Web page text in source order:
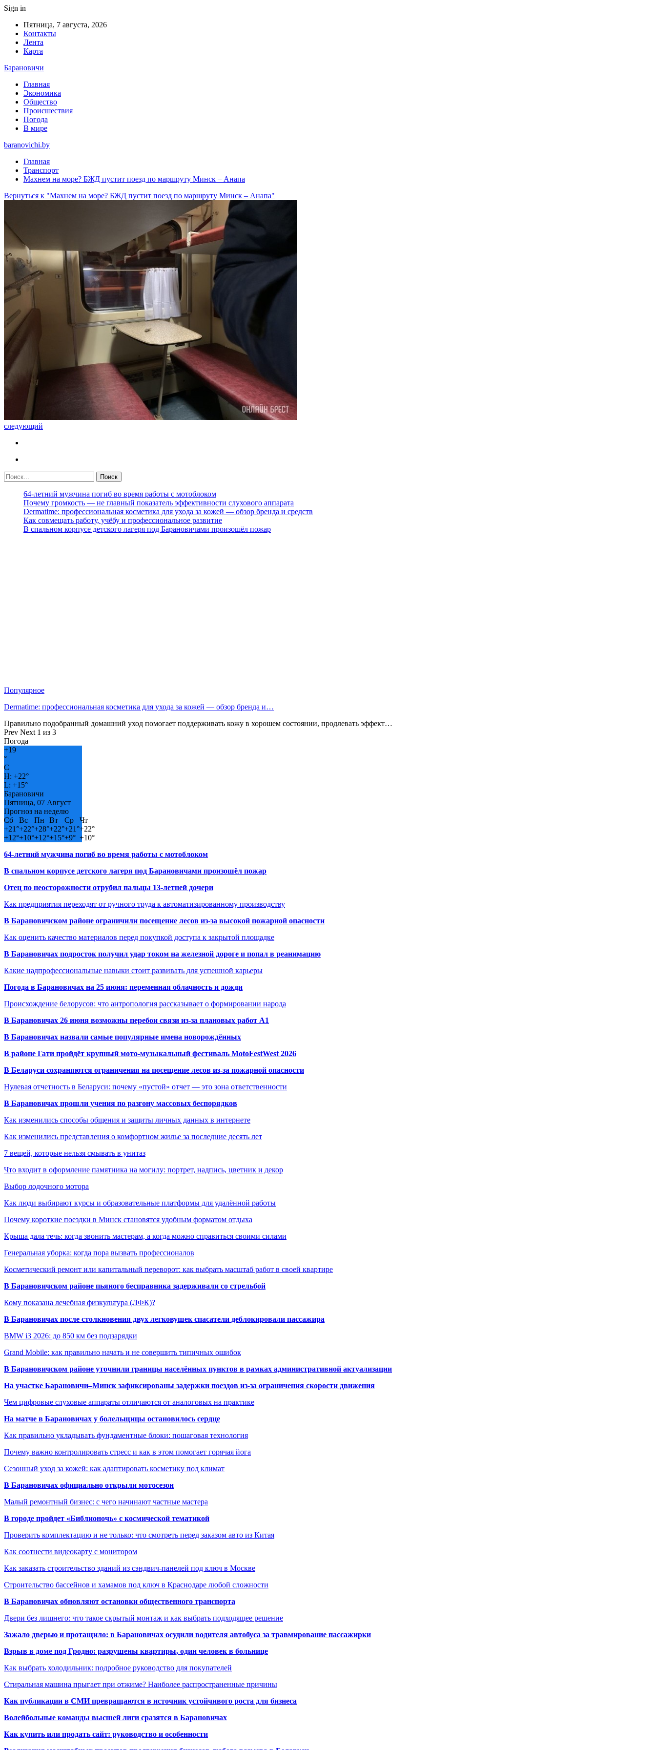
Sign in
Пятница, 7 августа, 2026
Контакты
Лента
Карта
Барановичи
Главная
Экономика
Общество
Происшествия
Погода
В мире
baranovichi.by
Главная
Транспорт
Махнем на море? БЖД пустит поезд по маршруту Минск – Анапа
Вернуться к "Махнем на море? БЖД пустит поезд по маршруту Минск – Анапа"
следующий
64-летний мужчина погиб во время работы с мотоблоком
Почему громкость — не главный показатель эффективности слухового аппарата
Dermatime: профессиональная косметика для ухода за кожей — обзор бренда и средств
Как совмещать работу, учёбу и профессиональное развитие
В спальном корпусе детского лагеря под Барановичами произошёл пожар
Популярное
Dermatime: профессиональная косметика для ухода за кожей — обзор бренда и…
Правильно подобранный домашний уход помогает поддерживать кожу в хорошем состоянии, продлевать эффект…
Prev Next 1 из 3
Погода
+19
°
C
H: +22°
L: +15°
Барановичи
Пятница, 07 Август
Прогноз на неделю
Сб
Вс Пн Вт Ср
Чт
+21°+22°+28°+22°+21°+22°
+12°+10°+12°+15°+9° +10°
64-летний мужчина погиб во время работы с мотоблоком
В спальном корпусе детского лагеря под Барановичами произошёл пожар
Отец по неосторожности отрубил пальцы 13-летней дочери
Как предприятия переходят от ручного труда к автоматизированному производству
В Барановичском районе ограничили посещение лесов из-за высокой пожарной опасности
Как оценить качество материалов перед покупкой доступа к закрытой площадке
В Барановичах подросток получил удар током на железной дороге и попал в реанимацию
Какие надпрофессиональные навыки стоит развивать для успешной карьеры
Погода в Барановичах на 25 июня: переменная облачность и дожди
Происхождение белорусов: что антропология рассказывает о формировании народа
В Барановичах 26 июня возможны перебои связи из-за плановых работ A1
В Барановичах назвали самые популярные имена новорождённых
В районе Гати пройдёт крупный мото-музыкальный фестиваль MotoFestWest 2026
В Беларуси сохраняются ограничения на посещение лесов из-за пожарной опасности
Нулевая отчетность в Беларуси: почему «пустой» отчет — это зона ответственности
В Барановичах прошли учения по разгону массовых беспорядков
Как изменились способы общения и защиты личных данных в интернете
Как изменились представления о комфортном жилье за последние десять лет
7 вещей, которые нельзя смывать в унитаз
Что входит в оформление памятника на могилу: портрет, надпись, цветник и декор
Выбор лодочного мотора
Как люди выбирают курсы и образовательные платформы для удалённой работы
Почему короткие поездки в Минск становятся удобным форматом отдыха
Крыша дала течь: когда звонить мастерам, а когда можно справиться своими силами
Генеральная уборка: когда пора вызвать профессионалов
Косметический ремонт или капитальный переворот: как выбрать масштаб работ в своей квартире
В Барановичском районе пьяного бесправника задерживали со стрельбой
Кому показана лечебная физкультура (ЛФК)?
В Барановичах после столкновения двух легковушек спасатели деблокировали пассажира
BMW i3 2026: до 850 км без подзарядки
Grand Mobile: как правильно начать и не совершить типичных ошибок
В Барановичском районе уточнили границы населённых пунктов в рамках административной актуализации
На участке Барановичи–Минск зафиксированы задержки поездов из-за ограничения скорости движения
Чем цифровые слуховые аппараты отличаются от аналоговых на практике
На матче в Барановичах у болельщицы остановилось сердце
Как правильно укладывать фундаментные блоки: пошаговая технология
Почему важно контролировать стресс и как в этом помогает горячая йога
Сезонный уход за кожей: как адаптировать косметику под климат
В Барановичах официально открыли мотосезон
Малый ремонтный бизнес: с чего начинают частные мастера
В городе пройдет «Библионочь» с космической тематикой
Проверить комплектацию и не только: что смотреть перед заказом авто из Китая
Как соотнести видеокарту с монитором
Как заказать строительство зданий из сэндвич-панелей под ключ в Москве
Строительство бассейнов и хамамов под ключ в Краснодаре любой сложности
В Барановичах обновляют остановки общественного транспорта
Двери без лишнего: что такое скрытый монтаж и как выбрать подходящее решение
Зажало дверью и протащило: в Барановичах осудили водителя автобуса за травмирование пассажирки
Взрыв в доме под Гродно: разрушены квартиры, один человек в больнице
Как выбрать холодильник: подробное руководство для покупателей
Стиральная машина прыгает при отжиме? Наиболее распространенные причины
Как публикации в СМИ превращаются в источник устойчивого роста для бизнеса
Волейбольные команды высшей лиги сразятся в Барановичах
Как купить или продать сайт: руководство и особенности